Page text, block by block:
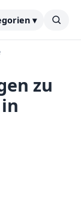
▾
zu